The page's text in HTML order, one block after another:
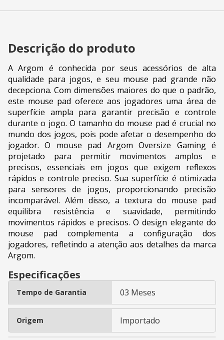
Descrição do produto
A Argom é conhecida por seus acessórios de alta
qualidade para jogos, e seu mouse pad grande não
decepciona. Com dimensões maiores do que o padrão,
este mouse pad oferece aos jogadores uma área de
superfície ampla para garantir precisão e controle
durante o jogo. O tamanho do mouse pad é crucial no
mundo dos jogos, pois pode afetar o desempenho do
jogador. O mouse pad Argom Oversize Gaming é
projetado para permitir movimentos amplos e
precisos, essenciais em jogos que exigem reflexos
rápidos e controle preciso. Sua superfície é otimizada
para sensores de jogos, proporcionando precisão
incomparável. Além disso, a textura do mouse pad
equilibra resistência e suavidade, permitindo
movimentos rápidos e precisos. O design elegante do
mouse pad complementa a configuração dos
jogadores, refletindo a atenção aos detalhes da marca
Argom.
Especificações
Tempo de Garantia 03 Meses
Origem Importado